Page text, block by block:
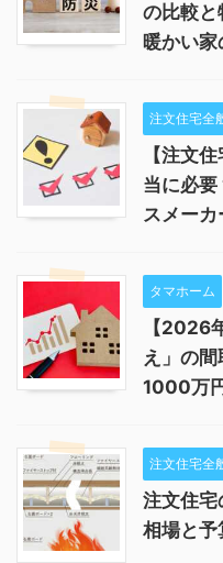
の比較と
暖かい
注文住宅全
【注文
当に必
スメーカ
タマホーム
【2026
え」の
1000万
注文住宅全
注文住宅
相場と予